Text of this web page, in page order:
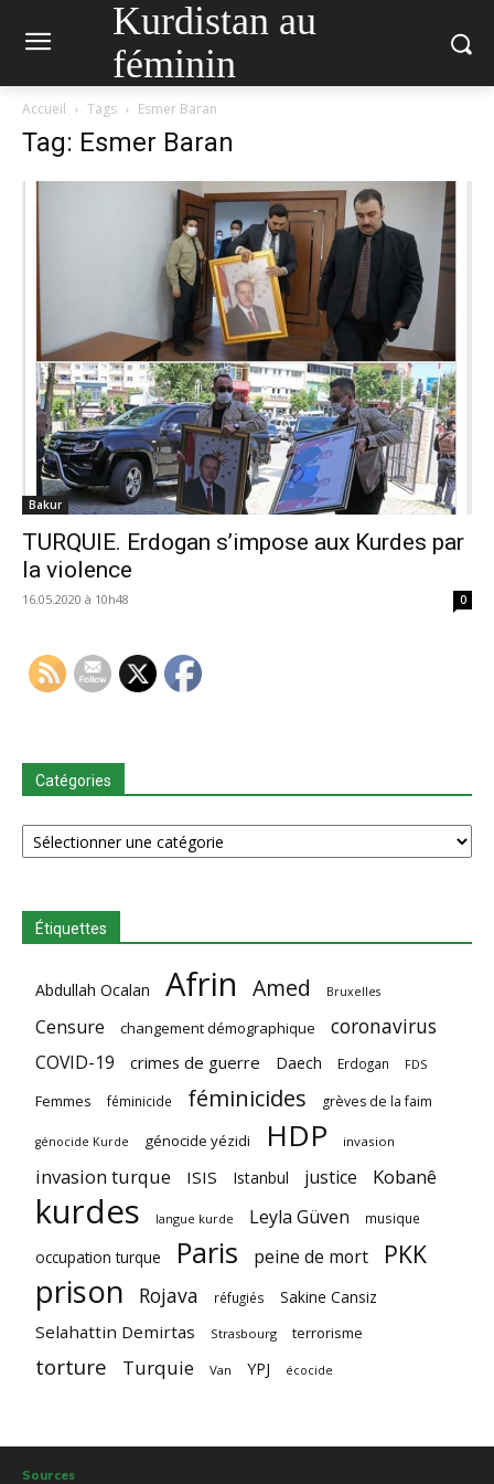
Kurdistan au
féminin
Accueil Tags Esmer Baran
Tag: Esmer Baran
Bakur
TURQUIE. Erdogan s’impose aux Kurdes par
la violence
16.05.2020 à 10h48 0
Catégories
Catégories
Étiquettes
Abdullah Ocalan Afrin Amed Bruxelles
Censure changement démographique coronavirus
COVID-19 crimes de guerre Daech Erdogan FDS
Femmes féminicide féminicides grèves de la faim
génocide Kurde génocide yézidi HDP invasion
invasion turque ISIS Istanbul justice Kobanê
kurdes langue kurde Leyla Güven musique
occupation turque Paris peine de mort PKK
prison Rojava réfugiés Sakine Cansiz
Selahattin Demirtas Strasbourg terrorisme
torture Turquie Van YPJ écocide
Sources